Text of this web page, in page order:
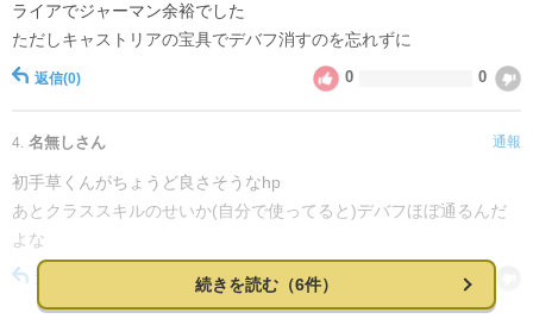
ライアでジャーマン余裕でした
ただしキャストリアの宝具でデバフ消すのを忘れずに
返信(0) 0 0
4. 名無しさん 通報
初手草くんがちょうど良さそうなhp
あとクラススキルのせいか(自分で使ってると)デバフほぼ通るんだ
よな
返信 続きを読む（6件）